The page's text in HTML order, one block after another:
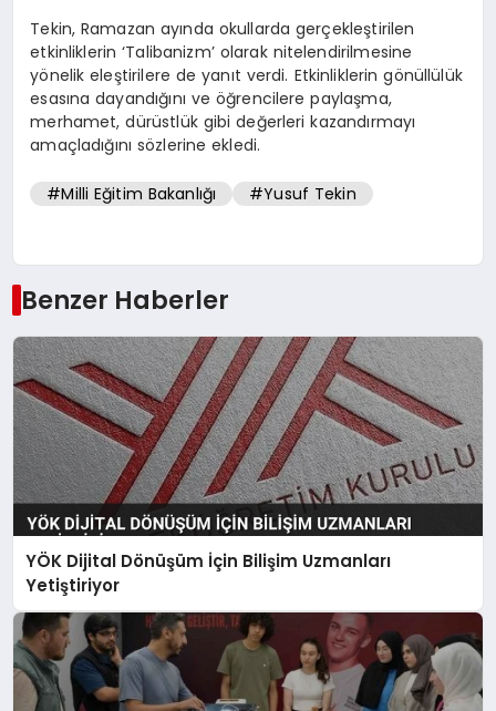
Tekin, Ramazan ayında okullarda gerçekleştirilen
etkinliklerin ‘Talibanizm’ olarak nitelendirilmesine
yönelik eleştirilere de yanıt verdi. Etkinliklerin gönüllülük
esasına dayandığını ve öğrencilere paylaşma,
merhamet, dürüstlük gibi değerleri kazandırmayı
amaçladığını sözlerine ekledi.
#Milli Eğitim Bakanlığı #Yusuf Tekin
Benzer Haberler
YÖK Dijital Dönüşüm İçin Bilişim Uzmanları
Yetiştiriyor